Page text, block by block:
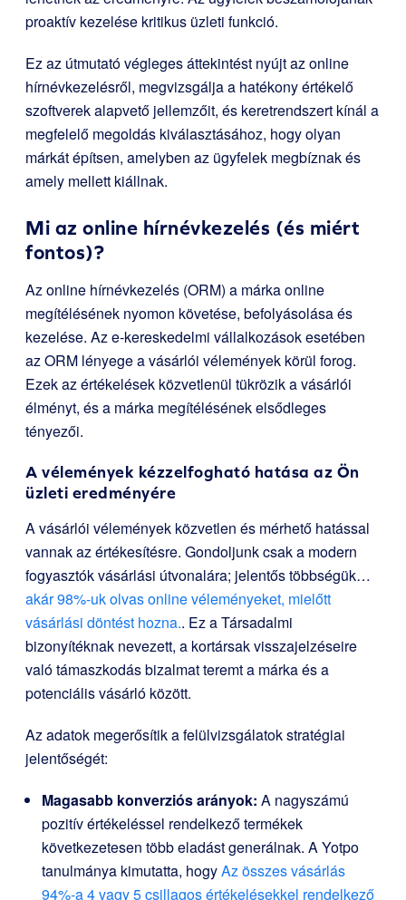
proaktív kezelése kritikus üzleti funkció.
Ez az útmutató végleges áttekintést nyújt az online
hírnévkezelésről, megvizsgálja a hatékony értékelő
szoftverek alapvető jellemzőit, és keretrendszert kínál a
megfelelő megoldás kiválasztásához, hogy olyan
márkát építsen, amelyben az ügyfelek megbíznak és
amely mellett kiállnak.
Mi az online hírnévkezelés (és miért
fontos)?
Az online hírnévkezelés (ORM) a márka online
megítélésének nyomon követése, befolyásolása és
kezelése. Az e-kereskedelmi vállalkozások esetében
az ORM lényege a vásárlói vélemények körül forog.
Ezek az értékelések közvetlenül tükrözik a vásárlói
élményt, és a márka megítélésének elsődleges
tényezői.
A vélemények kézzelfogható hatása az Ön
üzleti eredményére
A vásárlói vélemények közvetlen és mérhető hatással
vannak az értékesítésre. Gondoljunk csak a modern
fogyasztók vásárlási útvonalára; jelentős többségük…
akár 98%-uk olvas online véleményeket, mielőtt
vásárlási döntést hozna.. Ez a Társadalmi
bizonyítéknak nevezett, a kortársak visszajelzéseire
való támaszkodás bizalmat teremt a márka és a
potenciális vásárló között.
Az adatok megerősítik a felülvizsgálatok stratégiai
jelentőségét:
Magasabb konverziós arányok: A nagyszámú
pozitív értékeléssel rendelkező termékek
következetesen több eladást generálnak. A Yotpo
tanulmánya kimutatta, hogyAz összes vásárlás
94%-a 4 vagy 5 csillagos értékelésekkel rendelkező